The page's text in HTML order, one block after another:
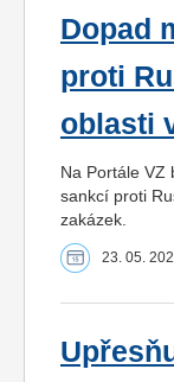
Dopad
proti
oblasti
Na Portále VZ
sankcí proti
zakázek.
23. 05.